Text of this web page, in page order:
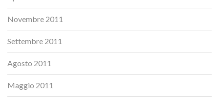
Novembre 2011
Settembre 2011
Agosto 2011
Maggio 2011